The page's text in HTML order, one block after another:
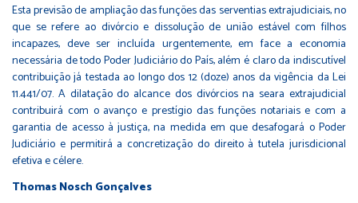
Esta previsão de ampliação das funções das serventias extrajudiciais, no
que se refere ao divórcio e dissolução de união estável com filhos
incapazes, deve ser incluída urgentemente, em face a economia
necessária de todo Poder Judiciário do País, além é claro da indiscutível
contribuição já testada ao longo dos 12 (doze) anos da vigência da Lei
11.441/07. A dilatação do alcance dos divórcios na seara extrajudicial
contribuirá com o avanço e prestígio das funções notariais e com a
garantia de acesso à justiça, na medida em que desafogará o Poder
Judiciário e permitirá a concretização do direito à tutela jurisdicional
efetiva e célere.
Thomas Nosch Gonçalves